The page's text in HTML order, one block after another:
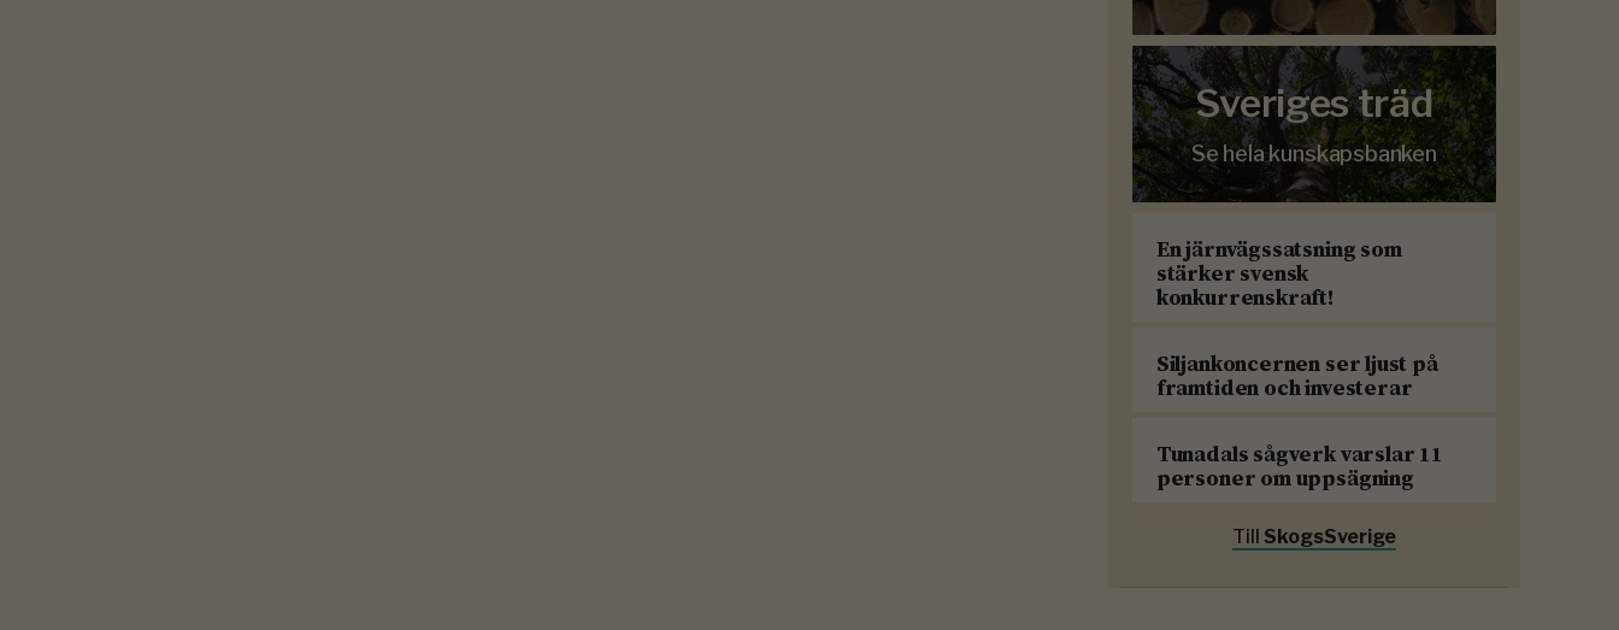
Sveriges träd
Se hela kunskapsbanken
En järnvägssatsning som
stärker svensk
konkurrenskraft!
Siljankoncernen ser ljust på
framtiden och investerar
Tunadals sågverk varslar 11
personer om uppsägning
Till SkogsSverige